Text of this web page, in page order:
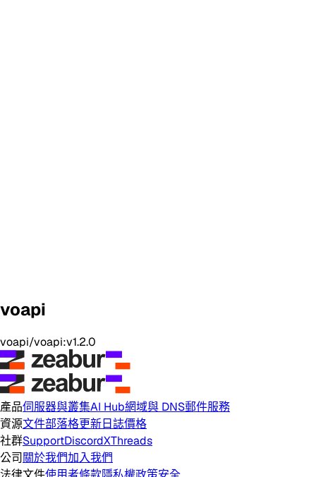
voapi
voapi/voapi:v1.2.0
產品伺服器與叢集AI Hub網域與 DNS郵件服務
資源文件部落格更新日誌價格
社群SupportDiscordXThreads
公司 關於我們加入我們